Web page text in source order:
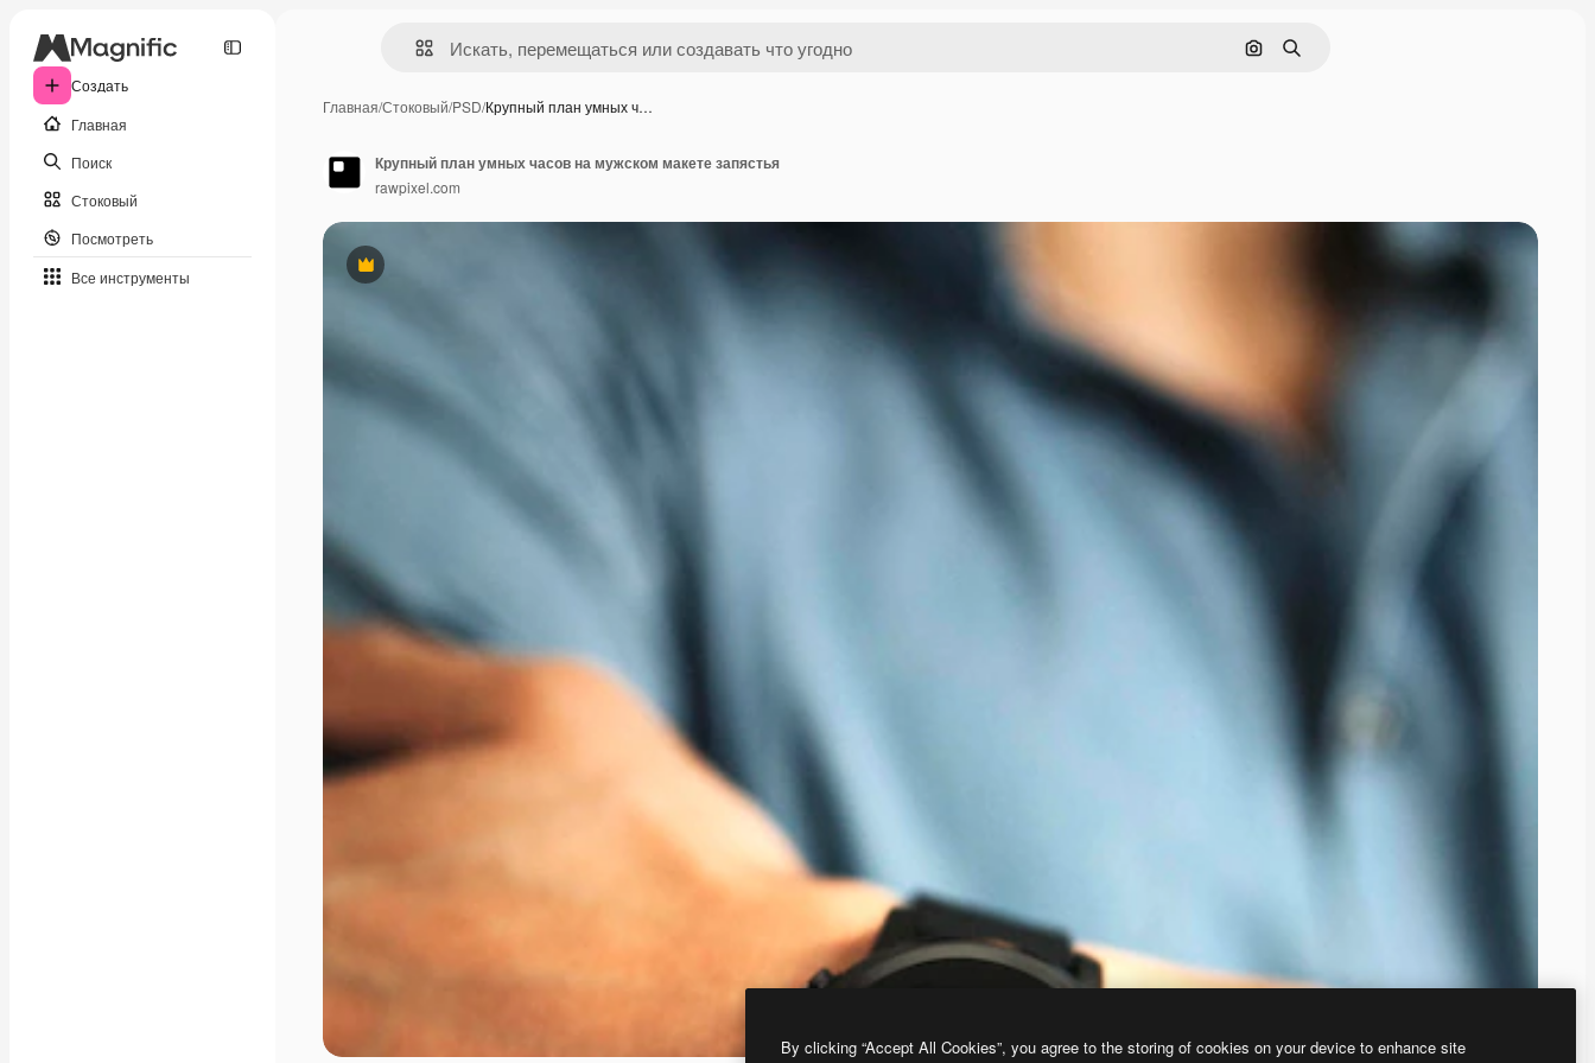
Создать
Главная
Поиск
Стоковый
Посмотреть
Все инструменты
Поиск по изображению
Поиск
Главная/Стоковый/PSD/Крупный план умных ч…
Премиум
Крупный план умных часов на мужском макете запястья
rawpixel.com
By clicking “Accept All Cookies”, you agree to the storing of cookies on your device to enhance site